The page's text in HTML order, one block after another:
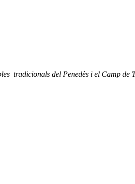
tradicionals del Penedès i el Camp de